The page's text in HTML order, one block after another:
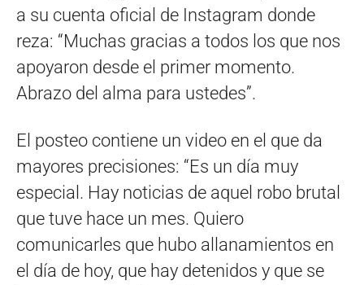
a su cuenta oficial de Instagram donde
reza: “Muchas gracias a todos los que nos
apoyaron desde el primer momento.
Abrazo del alma para ustedes”.
El posteo contiene un video en el que da
mayores precisiones: “Es un día muy
especial. Hay noticias de aquel robo brutal
que tuve hace un mes. Quiero
comunicarles que hubo allanamientos en
el día de hoy, que hay detenidos y que se